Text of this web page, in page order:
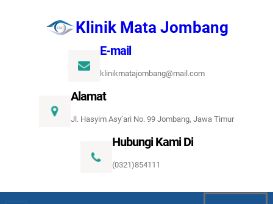
Klinik Mata Jombang
E-mail
klinikmatajombang@mail.com
Alamat
Jl. Hasyim Asy’ari No. 99 Jombang, Jawa Timur
Hubungi Kami Di
(0321)854111